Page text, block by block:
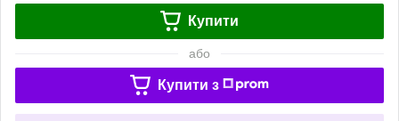
Купити
або
Купити з